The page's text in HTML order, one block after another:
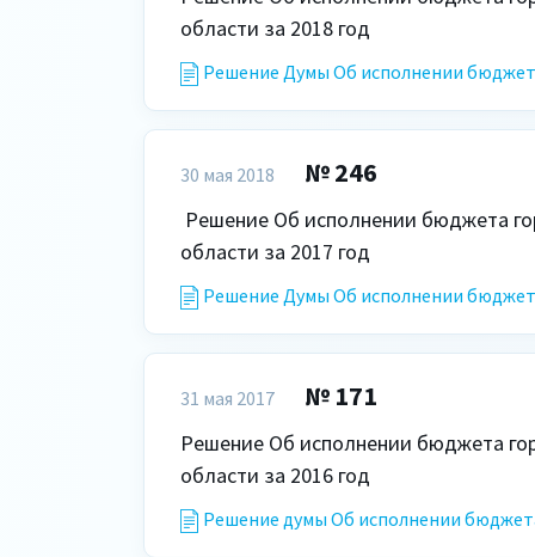
области за 2018 год
Решение Думы Об исполнении
30 мая 2018 № 246
области за 2017 год
Решение Думы Об исполнении
31 мая 2017 № 171
Решение Об исполнении бюджета
области за 2016 год
Решение думы Об исполнении